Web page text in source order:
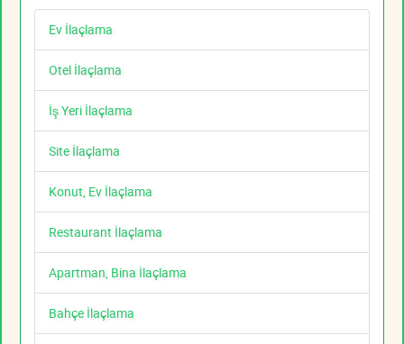
Ev İlaçlama
Otel İlaçlama
İş Yeri İlaçlama
Site İlaçlama
Konut, Ev İlaçlama
Restaurant İlaçlama
Apartman, Bina İlaçlama
Bahçe İlaçlama